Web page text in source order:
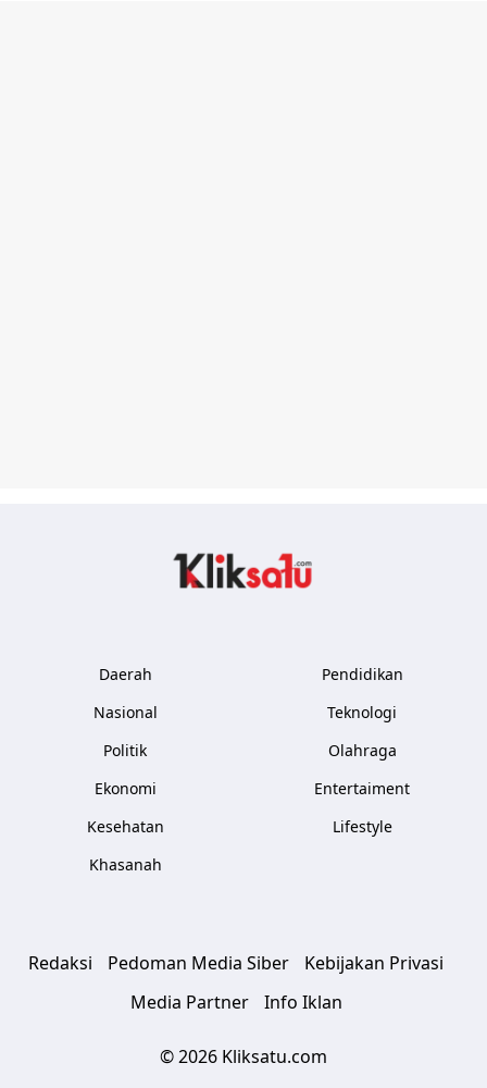
Daerah
Nasional
Politik
Ekonomi
Kesehatan
Khasanah
Pendidikan
Teknologi
Olahraga
Entertaiment
Lifestyle
Redaksi Pedoman Media Siber
Kebijakan Privasi
Media Partner
Info Iklan
© 2026 Kliksatu.com